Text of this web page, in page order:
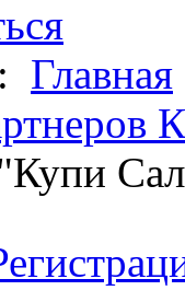
Главная